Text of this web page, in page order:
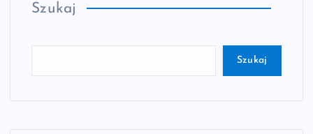
Szukaj
Szukaj